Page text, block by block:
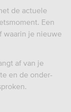
de actuele
Een
waarin je nieuwe
af van je
en de onder-